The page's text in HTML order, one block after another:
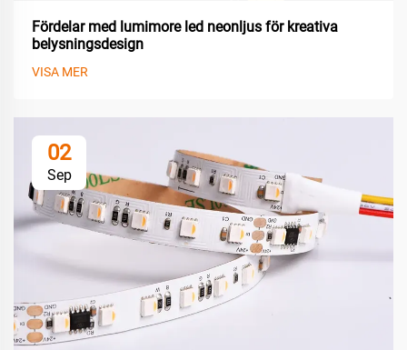
Fördelar med lumimore led neonljus för kreativa
belysningsdesign
VISA MER
02
Sep